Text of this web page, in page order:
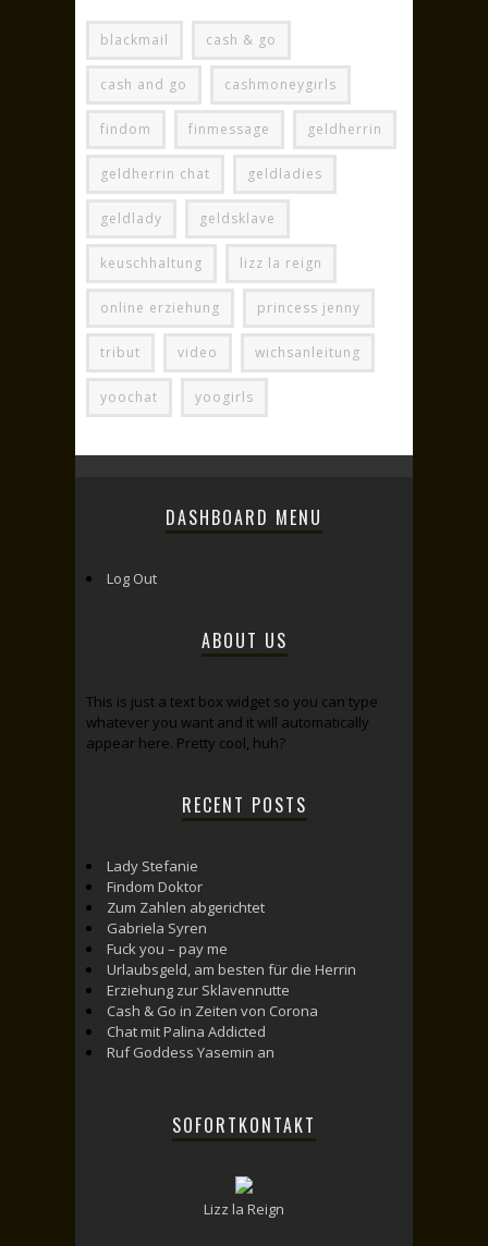
blackmail cash & go
cash and go cashmoneygirls
findom finmessage geldherrin
geldherrin chat geldladies
geldlady geldsklave
keuschhaltung lizz la reign
online erziehung princess jenny
tribut video wichsanleitung
yoochat yoogirls
DASHBOARD MENU
Log Out
ABOUT US
This is just a text box widget so you can type
whatever you want and it will automatically
appear here. Pretty cool, huh?
RECENT POSTS
Lady Stefanie
Findom Doktor
Zum Zahlen abgerichtet
Gabriela Syren
Fuck you – pay me
Urlaubsgeld, am besten für die Herrin
Erziehung zur Sklavennutte
Cash & Go in Zeiten von Corona
Chat mit Palina Addicted
Ruf Goddess Yasemin an
SOFORTKONTAKT
Lizz la Reign